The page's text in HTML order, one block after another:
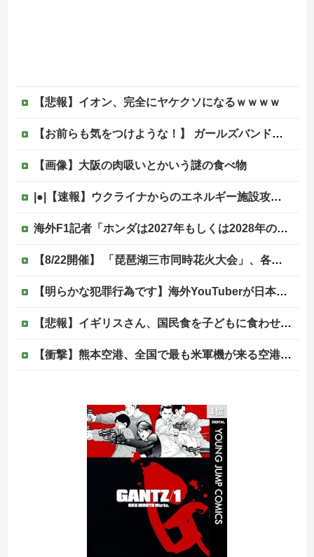
【悲報】イオン、完全にヤケクソになるｗｗｗｗ
【お前らも気をつけような！】 ガールズバンドのボーカルさん、客席ダイブした結果『こう』なってしまいお気持ち表明してしまう…
【画像】大阪の肉吸いとかいう謎の食べ物
|●|【速報】ウクライナからのエネルギー施設攻撃で窮地のロシアを韓国が助けていたことが判明「韓国で船積みの精製油3万トンがロシア行き」
海外F1記者「ホンダは2027年もしくは2028年のはじめにはF1で再びトップに戻れると確信」他
【8/22開催】 「琵琶湖三市同時花火大会」、各市公式「そんな花火大会は存在しない」→ 高価チケットを購入した人達がSNS阿鼻叫喚
【明らかな犯罪行為です】海外YouTuberが日本の住宅へ不法侵入する動画を投稿
【悲報】イギリスさん、国民食を子どもに食わせるのを諦めるｗｗｗｗｗｗｗ
【衝撃】熊本空港、全国で最も米軍機が来る空港になっていた
「あなたは一生働くけど、私は家にいればいいの」毎日言われた20歳がついに返した一言…
【悲報】消費税減税に反対している自民党議員9人が判明ｗｗｗｗｗｗ
ヨーロッパが中国製メガソーラーを締め出しｗｗｗ
1位